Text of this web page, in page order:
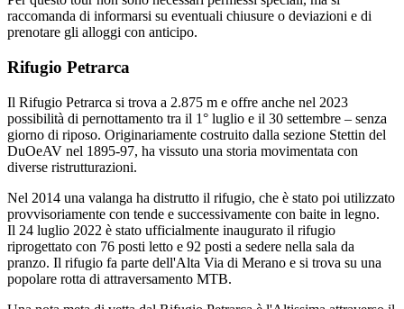
raccomanda di informarsi su eventuali chiusure o deviazioni e di
prenotare gli alloggi con anticipo.
Rifugio Petrarca
Il Rifugio Petrarca si trova a 2.875 m e offre anche nel 2023
possibilità di pernottamento tra il 1° luglio e il 30 settembre – senza
giorno di riposo. Originariamente costruito dalla sezione Stettin del
DuOeAV nel 1895-97, ha vissuto una storia movimentata con
diverse ristrutturazioni.
Nel 2014 una valanga ha distrutto il rifugio, che è stato poi utilizzato
provvisoriamente con tende e successivamente con baite in legno.
Il 24 luglio 2022 è stato ufficialmente inaugurato il rifugio
riprogettato con 76 posti letto e 92 posti a sedere nella sala da
pranzo. Il rifugio fa parte dell'Alta Via di Merano e si trova su una
popolare rotta di attraversamento MTB.